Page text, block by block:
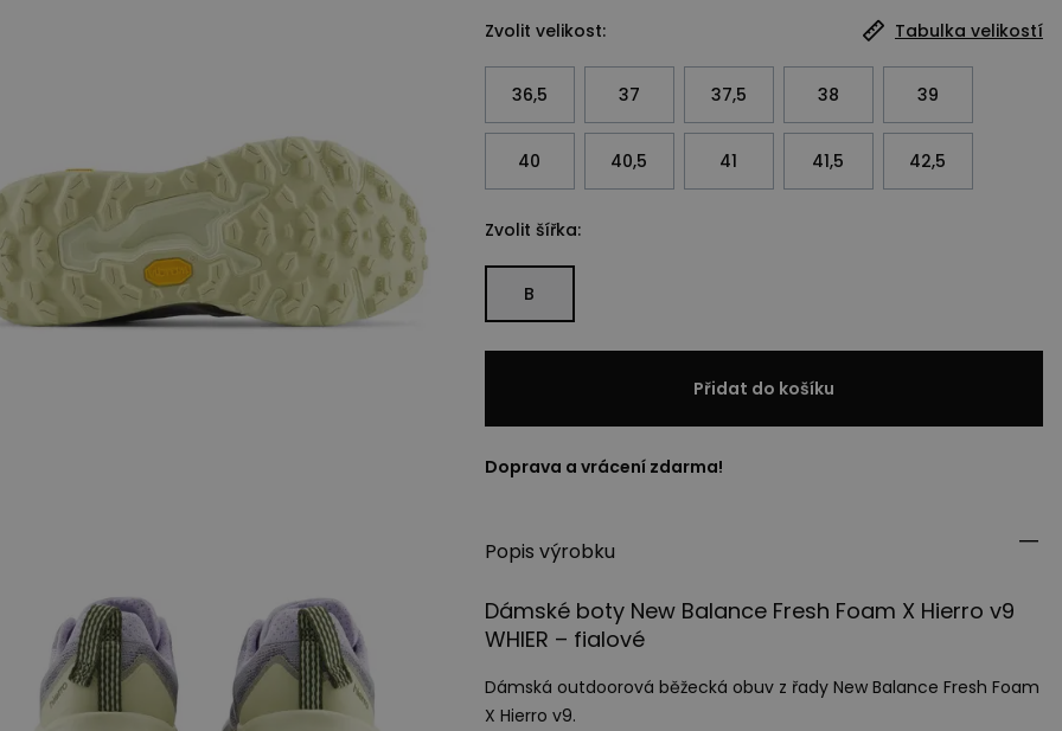
Zvolit velikost: Tabulka velikostí
36,5 37 37,5 38 39
40 40,5 41 41,5 42,5
Zvolit šířka:
B
Přidat do košíku
Doprava a vrácení zdarma!
Popis výrobku
Dámské boty New Balance Fresh Foam X Hierro v9
WHIER – fialové
Dámská outdoorová běžecká obuv z řady New Balance Fresh Foam
X Hierro v9.